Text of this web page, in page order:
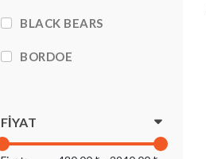
BLACK BEARS
BORDOE
FIYAT